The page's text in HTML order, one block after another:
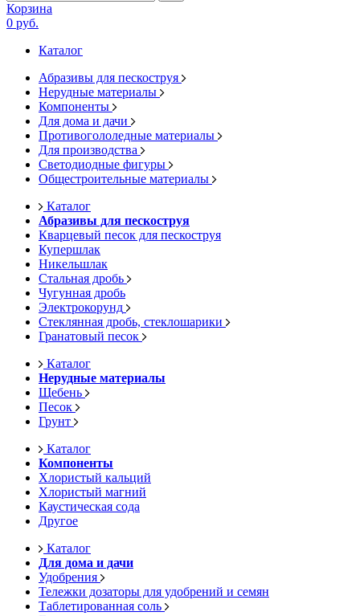
Корзина
0 руб.
Каталог
Абразивы для пескоструя
Нерудные материалы
Компоненты
Для дома и дачи
Противогололедные материалы
Для производства
Светодиодные фигуры
Общестроительные материалы
Каталог
Абразивы для пескоструя
Кварцевый песок для пескоструя
Купершлак
Никельшлак
Стальная дробь
Чугунная дробь
Электрокорунд
Стеклянная дробь, стеклошарики
Гранатовый песок
Каталог
Нерудные материалы
Щебень
Песок
Грунт
Каталог
Компоненты
Хлористый кальций
Хлористый магний
Каустическая сода
Другое
Каталог
Для дома и дачи
Удобрения
Тележки дозаторы для удобрений и семян
Таблетированная соль